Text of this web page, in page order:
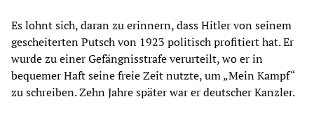
Es lohnt sich, daran zu erinnern, dass Hitler von seinem
gescheiterten Putsch von 1923 politisch profitiert hat. Er
wurde zu einer Gefängnisstrafe verurteilt, wo er in
bequemer Haft seine freie Zeit nutzte, um „Mein Kampf“
zu schreiben. Zehn Jahre später war er deutscher Kanzler.